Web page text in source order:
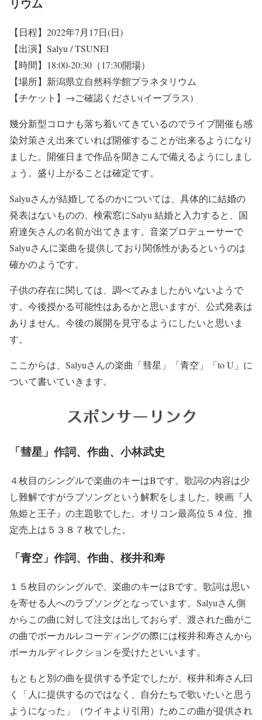
リウム
【日程】2022年7月17日(日)
【出演】Salyu / TSUNEI
【時間】18:00-20:30（17:30開場）
【場所】新潟県立自然科学館プラネタリウム
【チケット】→ご確認ください(イープラス)
幾分新型コロナも落ち着いてきているのでライブ開催も感
染対策さえ出来ていれば開催することが出来るようになり
ました。開催日まで作品を聞きこんで備えるようにしまし
ょう。盛り上がることは確定です。
Salyuさんが結婚してるのかについては、具体的に結婚の
発表はないものの、検索窓にSalyu 結婚と入力すると、国
府達矢さんの名前が出てきます。音楽プロデューサーで
Salyuさんに楽曲を提供しており関係性があるというのは
確かのようです。
子供の存在に関しては、調べてみましたがいないようで
す。今後授かる可能性はあるかと思いますが、公式発表は
ありません。今後の展開を見守るようにしたいと思いま
す。
ここからは、Salyuさんの楽曲「彗星」「青空」「to U」に
ついて書いていきます。
「彗星」作詞、作曲、小林武史
４枚目のシングルで楽曲のキーはBです。歌詞の内容は少
し難解ですがラブソングという解釈をしました。映画『人
魚姫と王子』の主題歌でした。オリコン最高位５４位、推
定売上は５３８７枚でした。
「青空」作詞、作曲、桜井和寿
１５枚目のシングルで、楽曲のキーはBです。歌詞は思い
を寄せる人へのラブソングとなっています。Salyuさん側
からこの曲に対して注文は出しておらず、渡された曲がこ
の曲でボーカルレコーディングの際には桜井和寿さんから
ボーカルディレクションを受けたといいます。
もともと別の曲を提供する予定でしたが、桜井和寿さん曰
く「人に提供するのではなく、自分たちで歌いたいと思う
ようになった」（ウイキより引用）ためこの曲が提供され